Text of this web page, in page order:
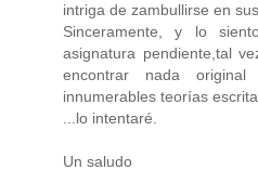
intriga de zambullirse en
Sinceramente, y lo
asignatura pendiente,tal
encontrar nada
innumerables teorías
...lo intentaré.
Un saludo